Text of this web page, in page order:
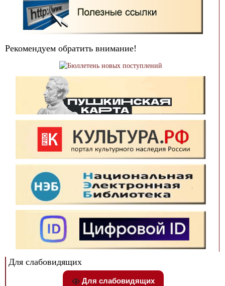
Рекомендуем обратить внимание!
Для слабовидящих
Для слабовидящих